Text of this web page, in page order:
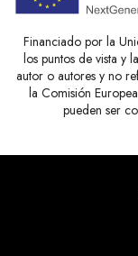
Financiado por la
los puntos de vista y
autor o autores y no
la Comisión
pueden ser